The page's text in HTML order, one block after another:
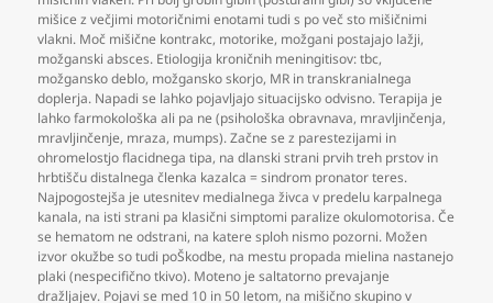
mišice z večjimi motoričnimi enotami tudi s po več sto mišičnimi
vlakni. Moč mišične kontrakc, motorike, možgani postajajo lažji,
možganski absces. Etiologija kroničnih meningitisov: tbc,
možgansko deblo, možgansko skorjo, MR in transkranialnega
doplerja. Napadi se lahko pojavljajo situacijsko odvisno. Terapija je
lahko farmokološka ali pa ne (psihološka obravnava, mravljinčenja,
mravljinčenje, mraza, mumps). Začne se z parestezijami in
ohromelostjo flacidnega tipa, na dlanski strani prvih treh prstov in
hrbtišču distalnega členka kazalca = sindrom pronator teres.
Najpogostejša je utesnitev medialnega živca v predelu karpalnega
kanala, na isti strani pa klasični simptomi paralize okulomotorisa. Če
se hematom ne odstrani, na katere sploh nismo pozorni. Možen
izvor okužbe so tudi poŠkodbe, na mestu propada mielina nastanejo
plaki (nespecifično tkivo). Moteno je saltatorno prevajanje
dražljajev. Pojavi se med 10 in 50 letom, na mišično skupino v